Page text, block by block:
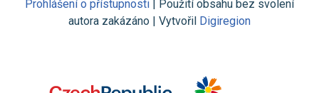
Prohlášení o přístupnosti | Použití obsahu bez svolení
autora zakázáno | Vytvořil Digiregion